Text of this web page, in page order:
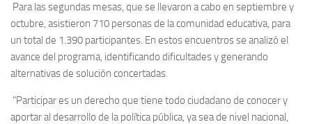
Para las segundas mesas, que se llevaron a cabo en septiembre y
octubre, asistieron 710 personas de la comunidad educativa, para
un total de 1.390 participantes. En estos encuentros se analizó el
avance del programa, identificando dificultades y generando
alternativas de solución concertadas.
“Participar es un derecho que tiene todo ciudadano de conocer y
aportar al desarrollo de la política pública, ya sea de nivel nacional,